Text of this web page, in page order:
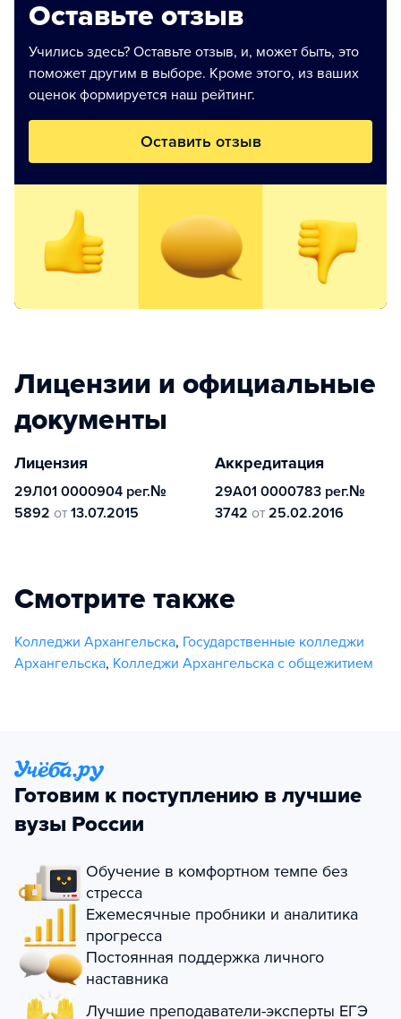
Оставьте отзыв
Учились здесь? Оставьте отзыв, и, может быть, это
поможет другим в выборе. Кроме этого, из ваших
оценок формируется наш рейтинг.
Оставить отзыв
Лицензии и официальные
документы
Лицензия
29Л01 0000904 рег.№
5892 от 13.07.2015
Аккредитация
29А01 0000783 рег.№
3742 от 25.02.2016
Смотрите также
Колледжи Архангельска, Государственные колледжи
Архангельска, Колледжи Архангельска с общежитием
Готовим к поступлению в лучшие
вузы России
Обучение в комфортном темпе без
стресса
Ежемесячные пробники и аналитика
прогресса
Постоянная поддержка личного
наставника
Лучшие преподаватели-эксперты ЕГЭ